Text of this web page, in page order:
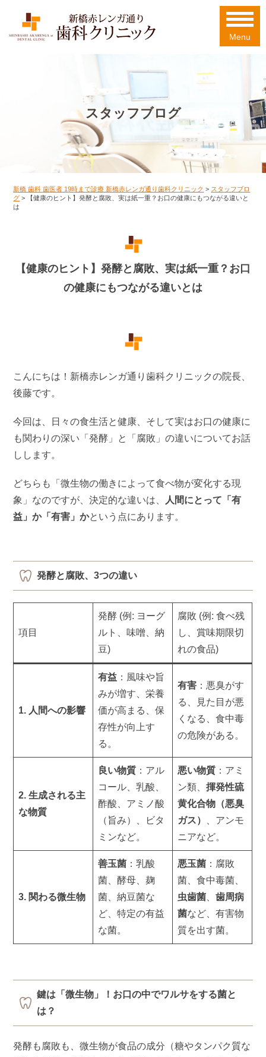
Menu
スタッフブログ
新橋 歯科 歯医者 19時まで診療 新橋赤レンガ通り歯科クリニック > スタッフブロ
グ >
【健康のヒント】発酵と腐敗、実は紙一重？お口の健康にもつながる違いと
は
【健康のヒント】発酵と腐敗、実は紙一重？お口
の健康にもつながる違いとは
こんにちは！新橋赤レンガ通り歯科クリニックの院長、
後藤です。
今回は、日々の食生活と健康、そして実はお口の健康に
も関わりの深い「発酵」と「腐敗」の違いについてお話
しします。
どちらも「微生物の働きによって食べ物が変化する現
象」なのですが、決定的な違いは、
人間にとって「有
益」か「有害」かという点にあります。
発酵と腐敗、3つの違い
項目
発酵 (例: ヨーグ
ルト、味噌、納
豆)
腐敗 (例: 食べ残
し、賞味期限切
れの食品)
1. 人間への影響
有益 ：風味や旨
みが増す、栄養
価が高まる、保
存性が向上す
る。
有害 ：悪臭がす
る、見た目が悪
くなる、食中毒
の危険がある。
2. 生成される主
な物質
良い物質 ：アル
コール、乳酸、
酢酸、アミノ酸
（旨み）、ビタ
ミンなど。
悪い物質 ：アミ
ン類、揮発性硫
黄化合物（悪臭
ガス）
、アンモ
ニアなど。
3. 関わる微生物
善玉菌 ：乳酸
菌、酵母、麹
菌、納豆菌な
ど、特定の有益
な菌。
悪玉菌 ：腐敗
菌、食中毒菌、
虫歯菌 、歯周病
菌など、有害物
質を出す菌。
鍵は「微生物」！お口の中でワルサをする菌と
は？
発酵も腐敗も、微生物が食品の成分（糖やタンパク質な